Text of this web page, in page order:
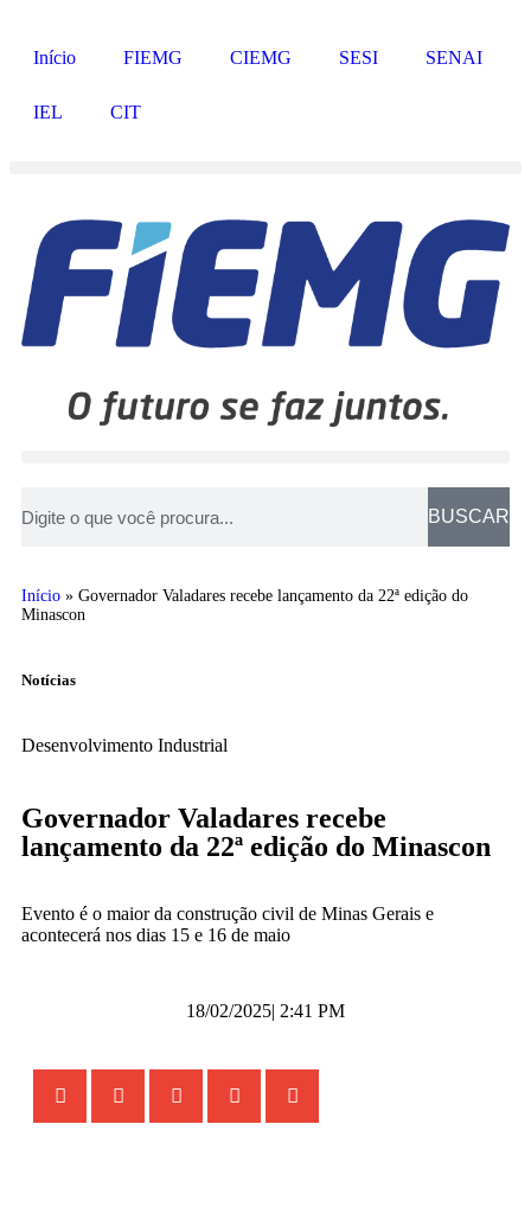
Início FIEMG CIEMG SESI SENAI
IEL CIT
BUSCAR
Início » Governador Valadares recebe lançamento da 22ª edição do
Minascon
Notícias
Desenvolvimento Industrial
Governador Valadares recebe
lançamento da 22ª edição do Minascon
Evento é o maior da construção civil de Minas Gerais e
acontecerá nos dias 15 e 16 de maio
18/02/2025| 2:41 PM